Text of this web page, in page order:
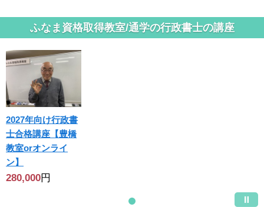
ふなま資格取得教室/通学の行政書士の講座
2027年向け行政書
士合格講座【豊橋
教室orオンライ
ン】
280,000円